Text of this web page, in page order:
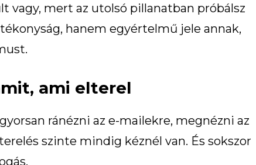
vagy, mert az utolsó pillanatban próbálsz
hanem egyértelmű jele annak,
ami elterel
ránézni az e-mailekre, megnézni az
szinte mindig kéznél van. És sokszor